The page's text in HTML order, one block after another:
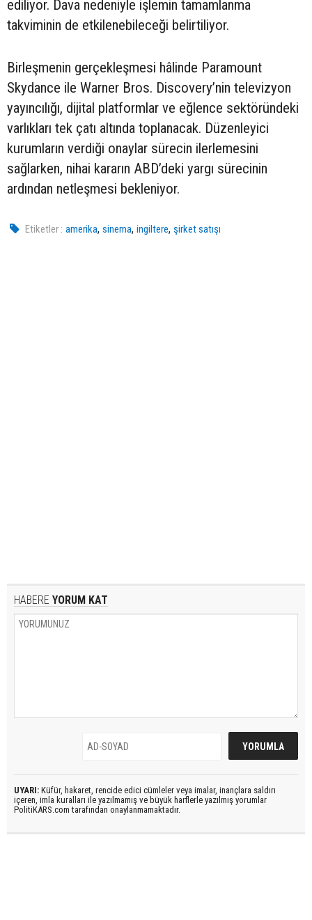
ediliyor. Dava nedeniyle işlemin tamamlanma
takviminin de etkilenebileceği belirtiliyor.
Birleşmenin gerçekleşmesi hâlinde Paramount
Skydance ile Warner Bros. Discovery’nin televizyon
yayıncılığı, dijital platformlar ve eğlence sektöründeki
varlıkları tek çatı altında toplanacak. Düzenleyici
kurumların verdiği onaylar sürecin ilerlemesini
sağlarken, nihai kararın ABD’deki yargı sürecinin
ardından netleşmesi bekleniyor.
Etiketler : amerika,sinema,ingiltere,şirket satışı
HABERE YORUM KAT
UYARI: Küfür, hakaret, rencide edici cümleler veya imalar, inançlara saldırı
içeren, imla kuralları ile yazılmamış ve büyük harflerle yazılmış yorumlar
PolitiKARS.com tarafından onaylanmamaktadır.